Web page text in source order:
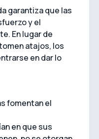
garantiza que las
y el
En lugar de
atajos, los
en dar lo
fomentan el
en que sus